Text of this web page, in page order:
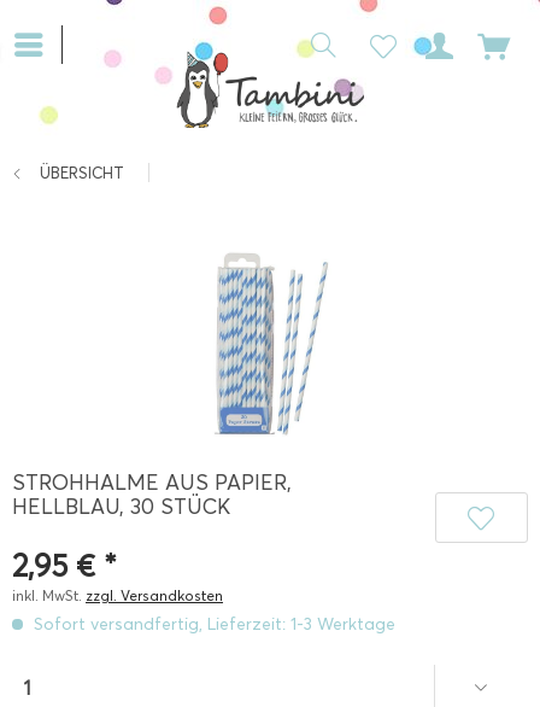
ÜBERSICHT
STROHHALME AUS PAPIER,
HELLBLAU, 30 STÜCK
2,95 € *
inkl. MwSt. zzgl. Versandkosten
Sofort versandfertig, Lieferzeit: 1-3 Werktage